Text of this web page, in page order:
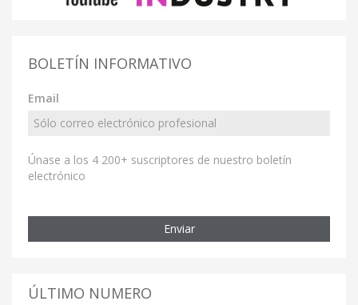
BOLETÍN INFORMATIVO
Email
Únase a los 4 200+ suscriptores de nuestro boletín
electrónico
Enviar
ÚLTIMO NUMERO